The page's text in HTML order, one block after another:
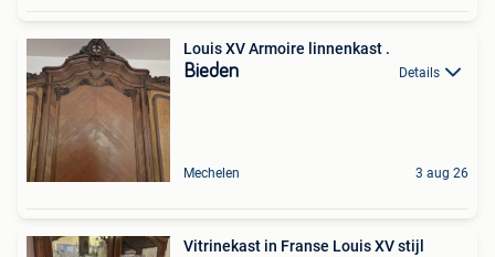
Louis XV Armoire linnenkast .
Bieden Details
Mechelen 3 aug 26
Vitrinekast in Franse Louis XV stijl